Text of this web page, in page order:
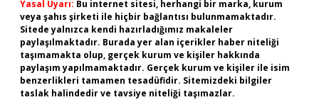
Yasal Uyarı: Bu internet sitesi, herhangi bir marka, kurum
veya şahıs şirketi ile hiçbir bağlantısı bulunmamaktadır.
Sitede yalnızca kendi hazırladığımız makaleler
paylaşılmaktadır. Burada yer alan içerikler haber niteliği
taşımamakta olup, gerçek kurum ve kişiler hakkında
paylaşım yapılmamaktadır. Gerçek kurum ve kişiler ile isim
benzerlikleri tamamen tesadüfidir. Sitemizdeki bilgiler
taslak halindedir ve tavsiye niteliği taşımazlar.